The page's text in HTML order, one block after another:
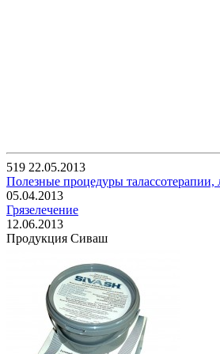
519 22.05.2013
Полезные процедуры талассотерапии,
05.04.2013
Грязелечение
12.06.2013
Продукция Сиваш